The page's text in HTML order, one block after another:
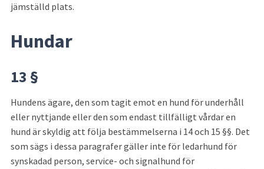
jämställd plats.
Hundar
13 §
Hundens ägare, den som tagit emot en hund för underhåll
eller nytt­jande eller den som endast tillfälligt vårdar en
hund är skyldig att följa bestämmelserna i 14 och 15 §§. Det
som sägs i dessa paragrafer gäller inte för ledarhund för
synskadad person, service- och signalhund för